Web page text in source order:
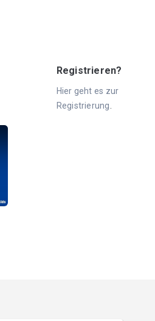
Registrieren?
Hier geht es zur
Registrierung